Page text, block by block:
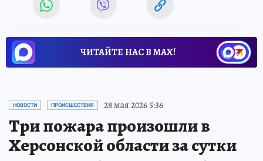
ЧИТАЙТЕ НАС В МАХ!
НОВОСТИ ПРОИСШЕСТВИЯ 28 мая 2026 5:36
Три пожара произошли в
Херсонской области за сутки